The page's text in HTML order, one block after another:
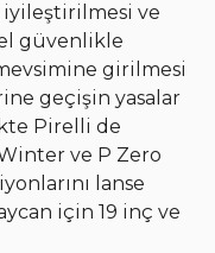
iyileştirilmesi ve
güvenlikle
girilmesi
geçişin yasalar
Pirelli de
ve P Zero
lanse
için 19 inç ve